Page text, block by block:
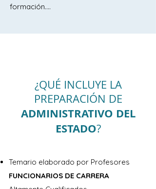
Derechos digitales.
III. Derecho administrativo general
1. Las fuentes del derecho
formación....
¿QUÉ INCLUYE LA
PREPARACIÓN DE
ADMINISTRATIVO DEL
ESTADO?
Temario elaborado por Profesores
FUNCIONARIOS DE CARRERA